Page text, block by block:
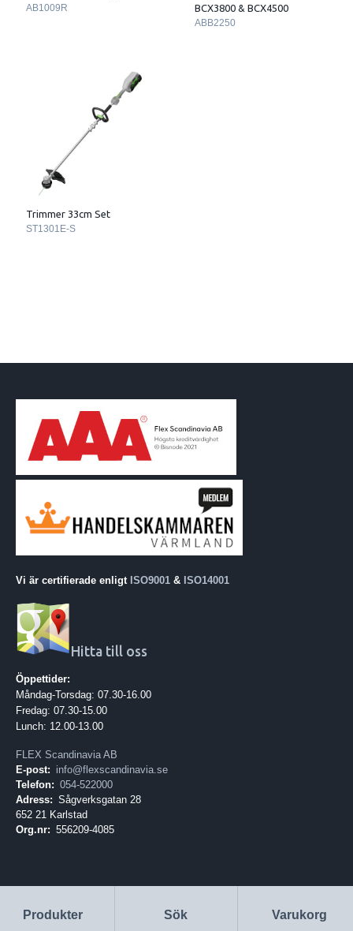
Produkter Sök Varukorg
AB1009R
BCX3800 & BCX4500
ABB2250
Trimmer 33cm Set
ST1301E-S
Vi är certifierade enligt ISO9001 & ISO14001
Hitta till oss
Öppettider:
Måndag-Torsdag: 07.30-16.00
Fredag: 07.30-15.00
Lunch: 12.00-13.00
FLEX Scandinavia AB
E-post: info@flexscandinavia.se
Telefon: 054-522000
Adress: Sågverksgatan 28
652 21 Karlstad
Org.nr: 556209-4085